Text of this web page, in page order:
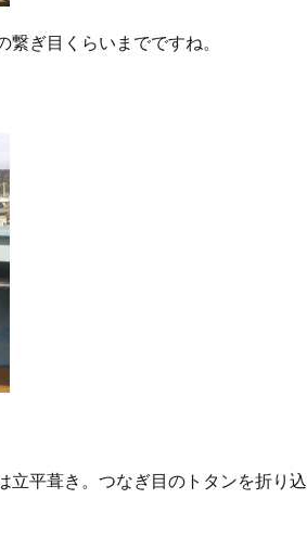
ぎ目くらいまでですね。
立平葺き。つなぎ目のトタンを折り込